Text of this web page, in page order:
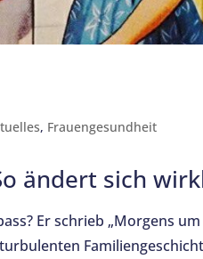
, Frauengesundheit
ändert sich
Er schrieb „Morgens